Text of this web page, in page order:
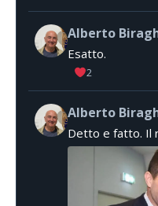
Alberto
Esatto.
2
Alberto
Detto e fatto. Il